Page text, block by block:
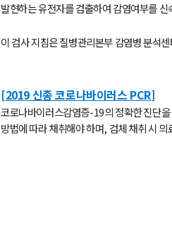
발현하는 유전자를 검출하여 감염여부를
이 검사 지침은 질병관리본부 감염병 분석
[2019 신종 코로나바이러스 PCR]
코로나바이러스감염증-19의 정확한 진단
방법에 따라 채취해야 하며, 검체 채취 시